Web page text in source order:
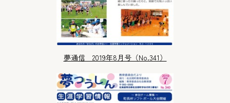
夢通信 2019年8月号（No.341）